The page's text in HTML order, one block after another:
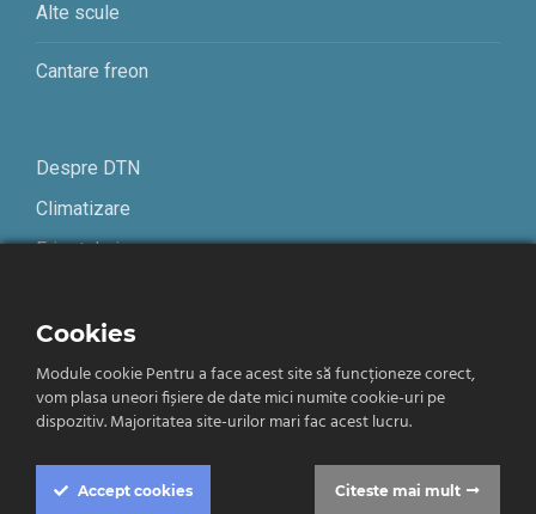
Alte scule
Cantare freon
Despre DTN
Climatizare
Frigotehnie
Termeni și condiții
Confidențialitate
Cookies
Module cookie Pentru a face acest site să funcționeze corect,
vom plasa uneori fișiere de date mici numite cookie-uri pe
dispozitiv. Majoritatea site-urilor mari fac acest lucru.
Accept cookies Citeste mai mult